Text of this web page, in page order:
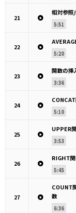
21
相対参照
5:51
22
5:20
23
関数の挿
3:36
24
5:10
25
UPPER
3:53
26
RIGHT
5:45
27
COUNT
数
6:36